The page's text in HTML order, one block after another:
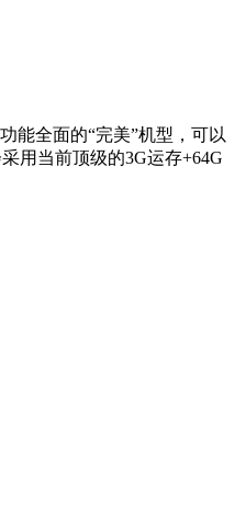
能全面的“完美”机型，可以
用当前顶级的3G运存+64G